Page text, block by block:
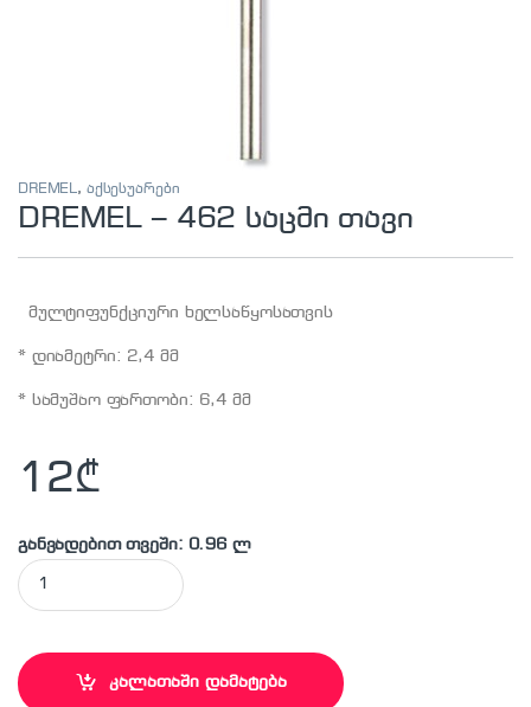
DREMEL, აქსესუარები
DREMEL – 462 საცმი თავი
მულტიფუნქციური ხელსაწყოსათვის
* დიამეტრი: 2,4 მმ
* სამუშაო ფართობი: 6,4 მმ
12₾
განვადებით თვეში: 0.96 ლ
DREMEL - 462 საცმი თავი quantity
კალათაში დამატება